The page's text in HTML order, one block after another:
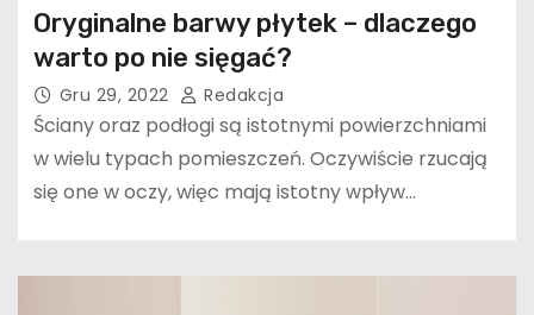
Oryginalne barwy płytek – dlaczego
warto po nie sięgać?
Gru 29, 2022 Redakcja
Ściany oraz podłogi są istotnymi powierzchniami
w wielu typach pomieszczeń. Oczywiście rzucają
się one w oczy, więc mają istotny wpływ…